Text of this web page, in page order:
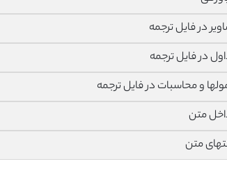
در فایل ترجمه
در فایل ترجمه
و محاسبات در فایل ترجمه
متن
متن